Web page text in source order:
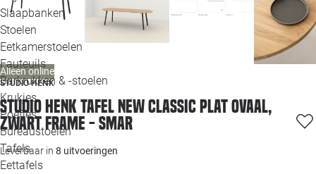
Slaapbanken
Stoelen
Eetkamerstoelen
Fauteuils
Barkrukken & -stoelen
Krukjes
Poefjes
Bureaustoelen
Tafels
Eettafels
Alleen online
STUDIO HENK
Studio HENK tafel New Classic Plat ovaal,
zwart frame - Smar
Leverbaar in 8 uitvoeringen